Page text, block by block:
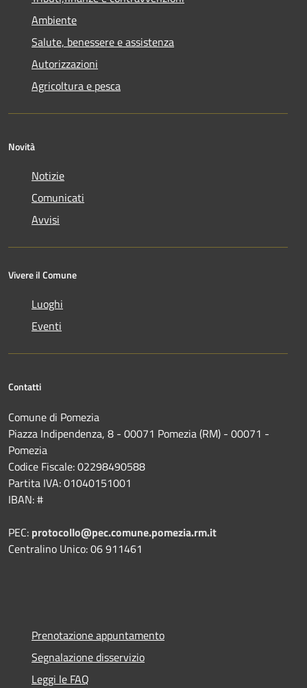
Ambiente
Salute, benessere e assistenza
Autorizzazioni
Agricoltura e pesca
Novità
Notizie
Comunicati
Avvisi
Vivere il Comune
Luoghi
Eventi
Contatti
Comune di Pomezia
Piazza Indipendenza, 8 - 00071 Pomezia (RM) - 00071 -
Pomezia
Codice Fiscale: 02298490588
Partita IVA: 01040151001
IBAN: #
PEC: protocollo@pec.comune.pomezia.rm.it
Centralino Unico: 06 911461
Prenotazione appuntamento
Segnalazione disservizio
Leggi le FAQ